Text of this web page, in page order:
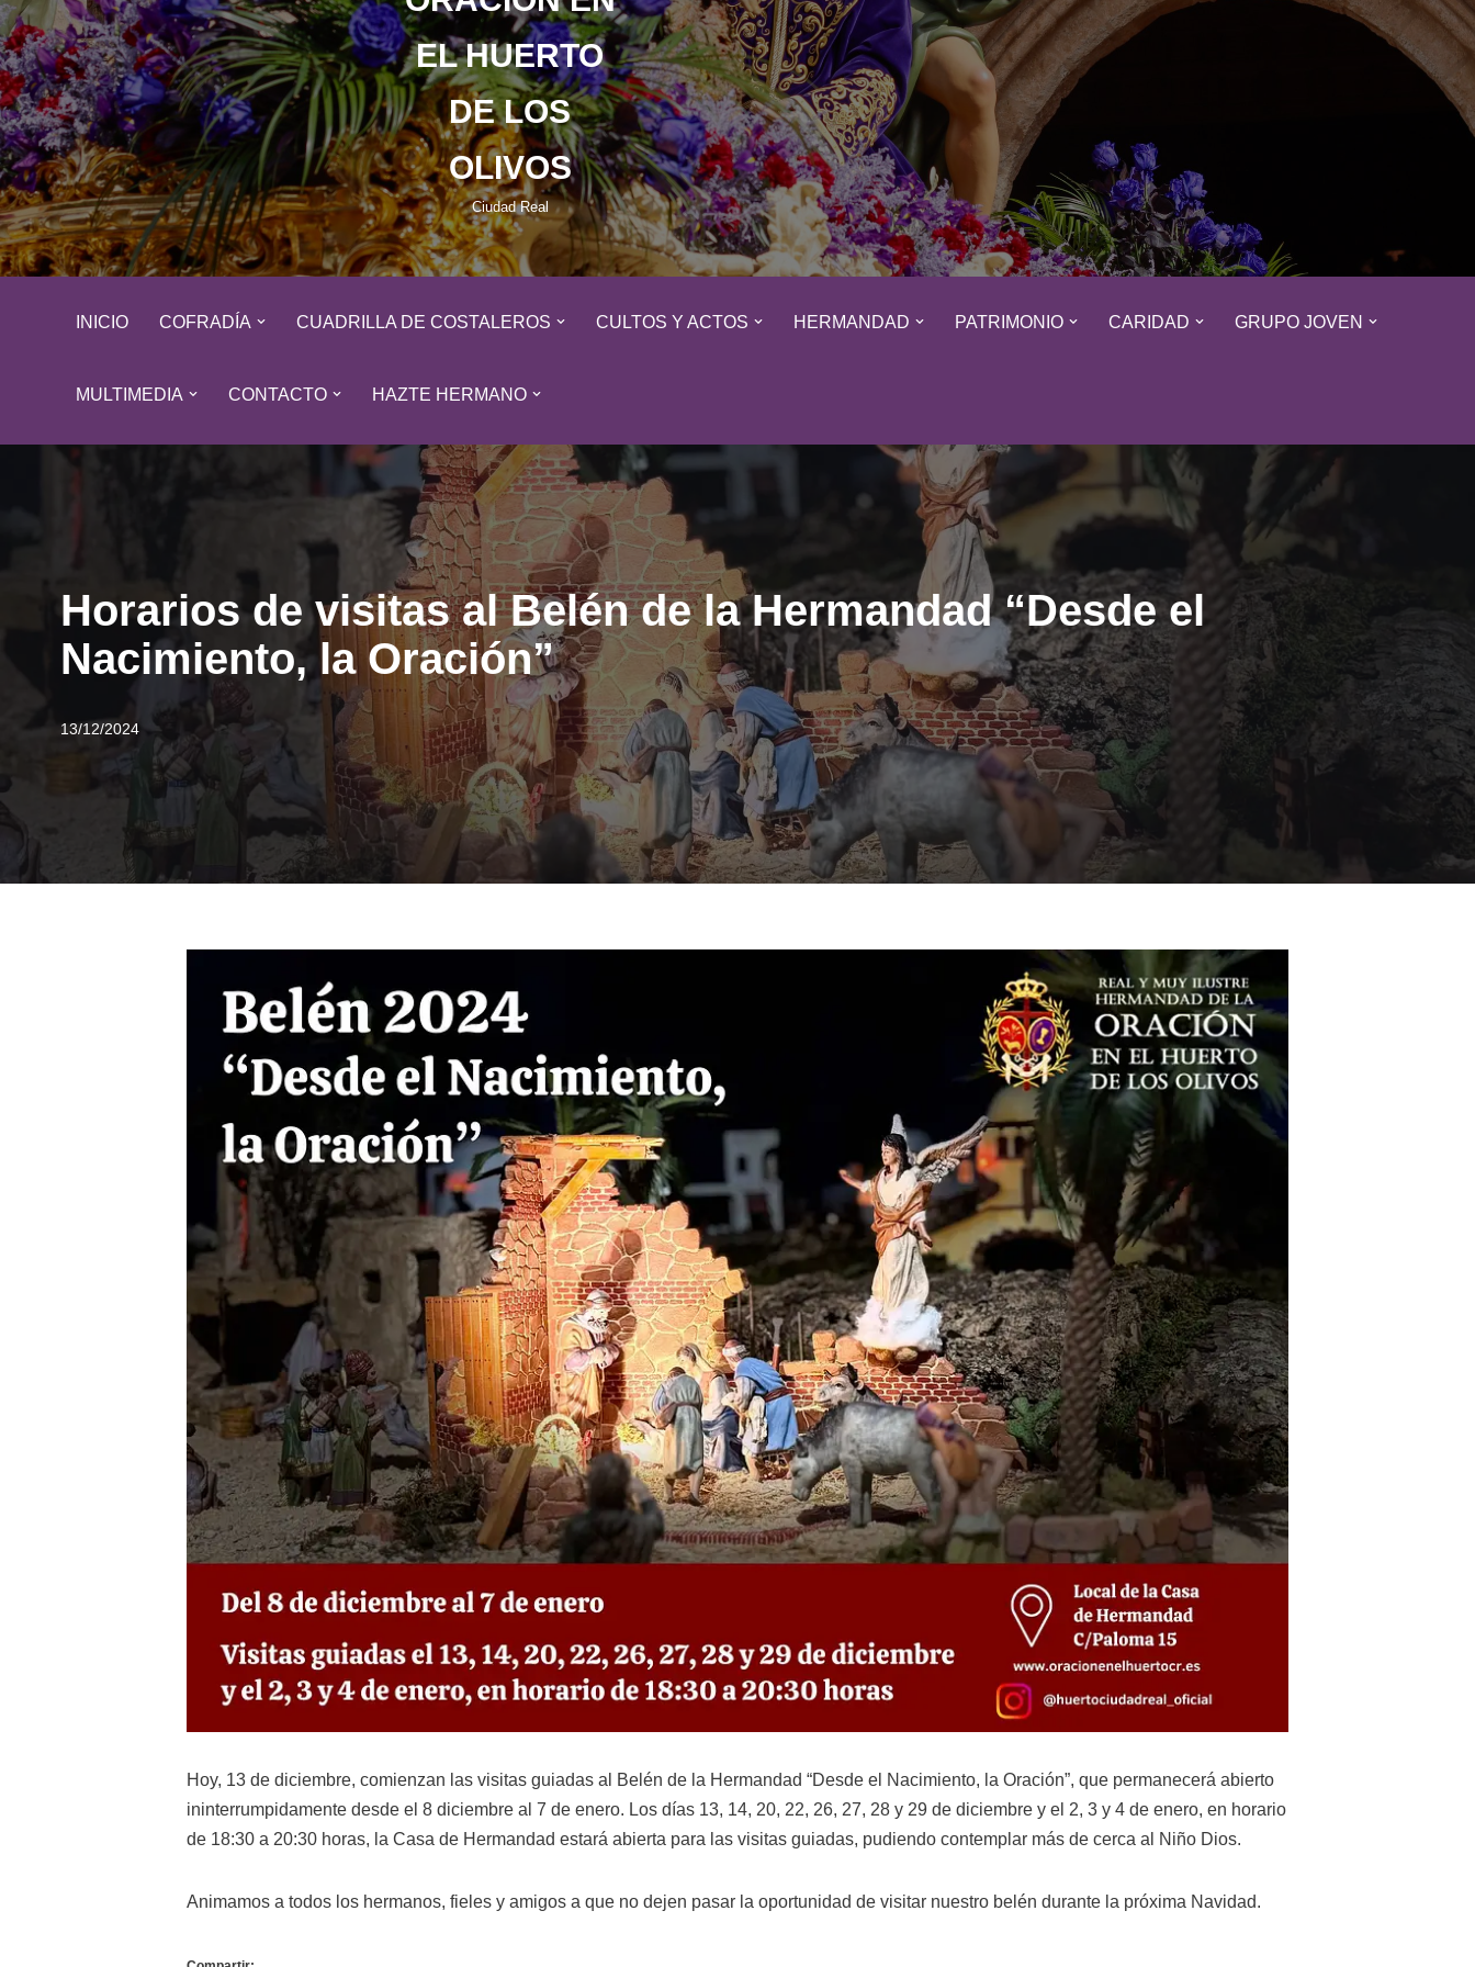
EL HUERTO
DE LOS
OLIVOS
Ciudad Real
INICIO COFRADÍA CUADRILLA DE COSTALEROS CULTOS Y ACTOS HERMANDAD PATRIMONIO CARIDAD GRUPO JOVEN
MULTIMEDIA CONTACTO HAZTE HERMANO
Horarios de visitas al Belén de la Hermandad “Desde el
Nacimiento, la Oración”
13/12/2024
Hoy, 13 de diciembre, comienzan las visitas guiadas al Belén de la Hermandad “Desde el Nacimiento, la Oración”, que permanecerá abierto
ininterrumpidamente desde el 8 diciembre al 7 de enero. Los días 13, 14, 20, 22, 26, 27, 28 y 29 de diciembre y el 2, 3 y 4 de enero, en horario
de 18:30 a 20:30 horas, la Casa de Hermandad estará abierta para las visitas guiadas, pudiendo contemplar más de cerca al Niño Dios.
Animamos a todos los hermanos, fieles y amigos a que no dejen pasar la oportunidad de visitar nuestro belén durante la próxima Navidad.